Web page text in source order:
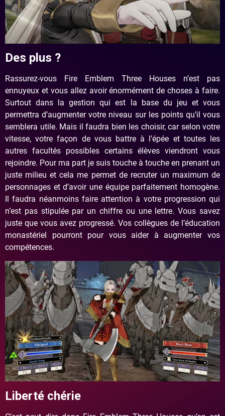
Des plus ?
Rassurez-vous Fire Emblem Three Houses n’est pas
ennuyeux et vous allez avoir énormément de choses à faire.
Surtout dans la gestion qui est la base du jeu et vous
permettra d’augmenter votre niveau sur les points qu’il vous
semblera utile. Mais il faudra bien les choisir, car selon votre
vitesse, votre façon de vous battre à l’épée et toutes les
autres facultés possibles certains élèves viendront vous
rejoindre. Pour ma part je suis touche à touche en prenant un
juste milieu et cela me permet de recruter un maximum de
personnages et d’avoir une équipe parfaitement homogène.
Il faudra néanmoins faire attention à votre progression qui
n’est pas stipulée par un chiffre ou une lettre. Vous savez
juste que vous avez progressé. Vos collègues de l’éducation
monastériel pourront pour vous aider à augmenter vos
compétences.
Liberté chérie